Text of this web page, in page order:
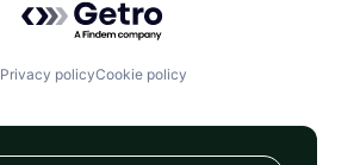
Privacy policyCookie policy